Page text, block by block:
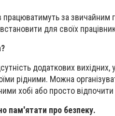
працюватимуть за
для своїх
додаткових вихідних,
рідними. Можна
хобі або просто
пам'ятати про безпеку.